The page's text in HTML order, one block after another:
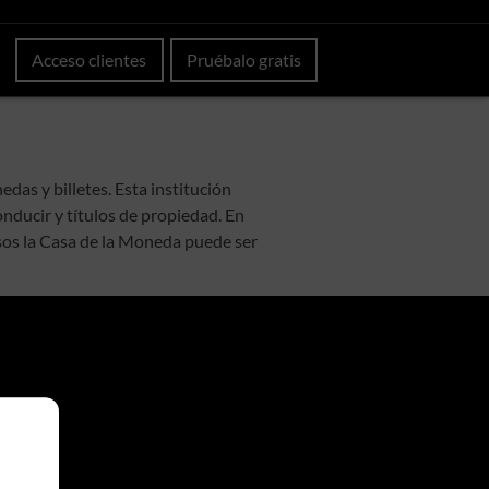
Acceso clientes Pruébalo gratis
y billetes. Esta institución
y títulos de propiedad. En
la Casa de la Moneda puede ser